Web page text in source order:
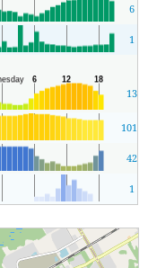
6
1
13
1011
42
1